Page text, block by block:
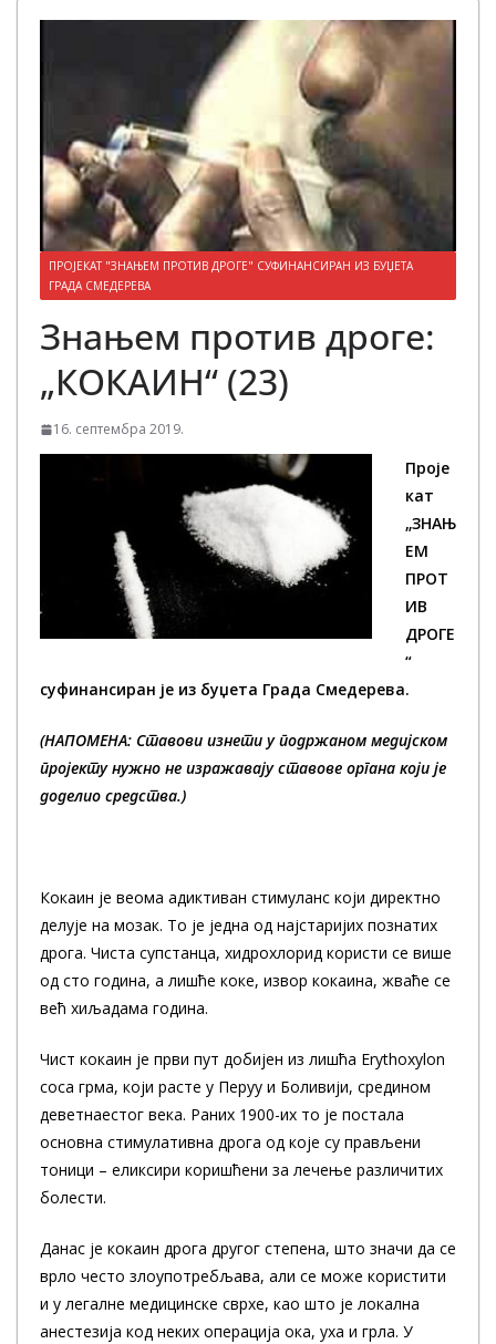
ПРОЈЕКАТ "ЗНАЊЕМ ПРОТИВ ДРОГЕ" СУФИНАНСИРАН ИЗ БУЏЕТА
ГРАДА СМЕДЕРЕВА
Знањем против дроге:
„КОКАИН“ (23)
16. септембра 2019.
Проје
кат
„ЗНАЊ
ЕМ
ПРОТ
ИВ
ДРОГЕ
“
суфинансиран је из буџета Града Смедерева.
(НАПОМЕНА: Ставови изнети у подржаном медијском
пројекту нужно не изражавају ставове органа који је
доделио средства.)
Кокаин је веома адиктиван стимуланс који директно
делује на мозак. То је једна од најстаријих познатих
дрога. Чиста супстанца, хидрохлорид користи се више
од сто година, а лишће коке, извор кокаина, жваће се
већ хиљадама година.
Чист кокаин је први пут добијен из лишћа Erythoxylon
coca грма, који расте у Перуу и Боливији, средином
деветнаестог века. Раних 1900-их то је постала
основна стимулативна дрога од које су прављени
тоници – еликсири коришћени за лечење различитих
болести.
Данас је кокаин дрога другог степена, што значи да се
врло често злоупотребљава, али се може користити
и у легалне медицинске сврхе, као што је локална
анестезија код неких операција ока, уха и грла. У